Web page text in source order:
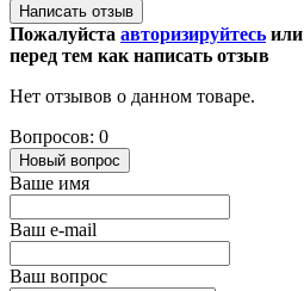
Написать отзыв
Пожалуйста авторизируйтесь или
перед тем как написать отзыв
Нет отзывов о данном товаре.
Вопросов: 0
Новый вопрос
Ваше имя
Ваш e-mail
Ваш вопрос